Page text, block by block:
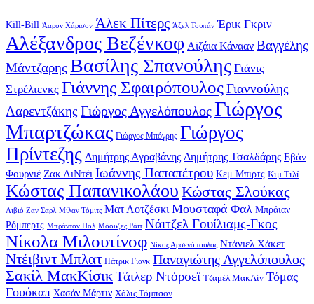
Kill-Bill Άαρον Χάρισον Άλεκ Πίτερς Άξελ Τουπάν Έρικ Γκριν
Αλέξανδρος Βεζένκοφ Αϊζάια Κάνααν Βαγγέλης
Μάντζαρης Βασίλης Σπανούλης Γιάνις
Στρέλιενκς Γιάννης ΣφαιρόπουλοςΓιαννούλης
Λαρεντζάκης Γιώργος ΑγγελόπουλοςΓιώργος
Μπαρτζώκας Γιώργος Μπόγρης Γιώργος
Πρίντεζης Δημήτρης Αγραβάνης Δημήτρης Τσαλδάρης Εβάν
Φουρνιέ Ζακ ΛιΝτέι Ιωάννης Παπαπέτρου Κεμ Μπιρτς Κιμ Τιλί
Κώστας Παπανικολάου Κώστας Σλούκας
Λιβιό Ζαν Σαρλ Μίλαν Τόμιτς Ματ Λοτζέσκι Μουσταφά Φαλ Μπράιαν
Ρόμπερτς Μπράντον Πολ Μόουζες Ράιτ Νάιτζελ Γουίλιαμς-Γκος
Νίκολα Μιλουτίνοφ Νίκος Αρσενόπουλος Ντάνιελ Χάκετ
Ντέιβιντ Μπλατ Πάτρικ Γιανκ Παναγιώτης Αγγελόπουλος
Σακίλ ΜακΚίσικΤάιλερ Ντόρσεϊ Τζαμέλ ΜακΛίν Τόμας
Γουόκαπ Χασάν Μάρτιν Χόλις Τόμπσον